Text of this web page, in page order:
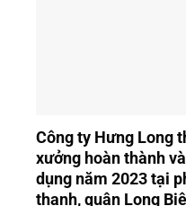
Công ty Hưng Long
xưởng hoàn thành
dụng năm 2023 tại
thanh, quận Long